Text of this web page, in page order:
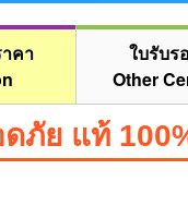
คา
ใบรับร
Other
ภัย แท้